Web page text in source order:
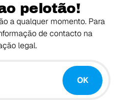
pelotão!
a qualquer momento. Para
de contacto na
legal.
OK